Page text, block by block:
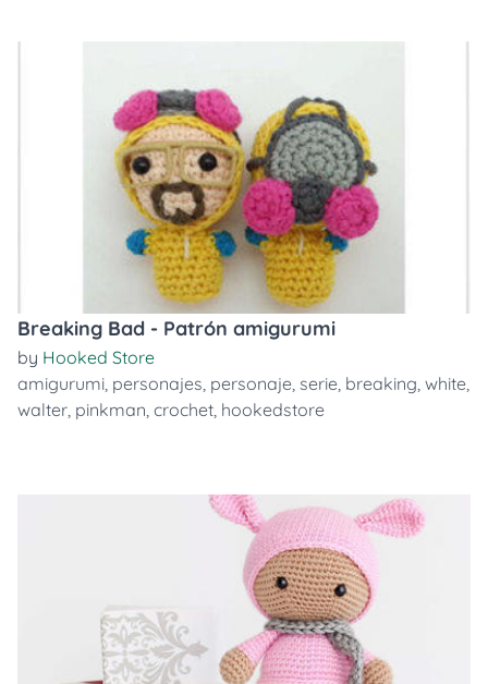
Breaking Bad - Patrón amigurumi
by Hooked Store
amigurumi, personajes, personaje, serie, breaking, white,
walter, pinkman, crochet, hookedstore